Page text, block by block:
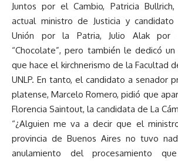
Juntos por el Cambio, Patricia
actual ministro de Justicia y
Unión por la Patria, Julio Alak por
“Chocolate”, pero también le dedicó
que hace el kirchnerismo de la Facultad
UNLP. En tanto, el candidato a senador
platense, Marcelo Romero, pidió que
Florencia Saintout, la candidata de La
“¿Alguien me va a decir que el
provincia de Buenos Aires no tuvo
anulamiento del procesamiento